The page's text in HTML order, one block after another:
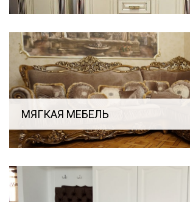
МЯГКАЯ МЕБЕЛЬ